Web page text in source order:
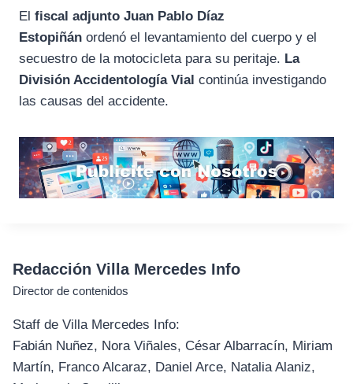
El fiscal adjunto Juan Pablo Díaz
Estopiñán ordenó el levantamiento del cuerpo y el
secuestro de la motocicleta para su peritaje. La
División Accidentología Vial continúa investigando
las causas del accidente.
Redacción Villa Mercedes Info
Director de contenidos
Staff de Villa Mercedes Info:
Fabián Nuñez, Nora Viñales, César Albarracín, Miriam
Martín, Franco Alcaraz, Daniel Arce, Natalia Alaniz,